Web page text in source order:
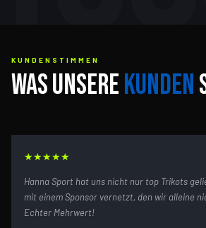
KUNDENSTIMMEN
WAS UNSEREKUNDEN
★★★★★
Hanna Sport hat uns nicht nur top Trikots
mit einem Sponsor vernetzt, den wir alleine
Echter Mehrwert!